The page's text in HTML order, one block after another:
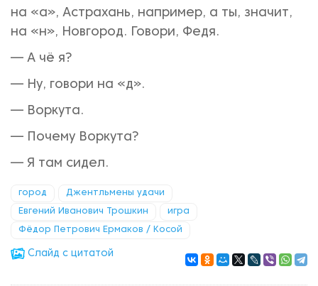
на «а», Астрахань, например, а ты, значит,
на «н», Новгород. Говори, Федя.
— А чё я?
— Ну, говори на «д».
— Воркута.
— Почему Воркута?
— Я там сидел.
город Джентльмены удачи
Евгений Иванович Трошкин игра
Фёдор Петрович Ермаков / Косой
Cлайд с цитатой